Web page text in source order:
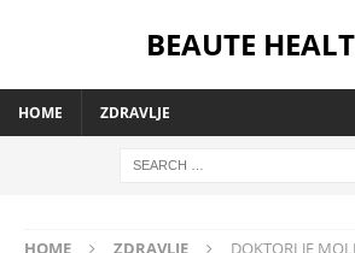
BEAUTE
HOME ZDRAVLJE
HOME ZDRAVLJE
DOKTORI JE